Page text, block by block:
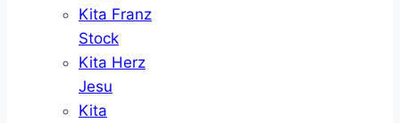
Kita Franz
Stock
Kita Herz
Jesu
Kita